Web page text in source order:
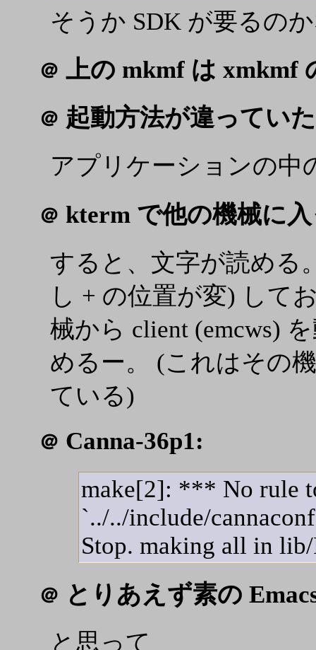
そうか SDK が要るの
＠ 上の mkmf は xmkmf
＠ 起動方法が違ってい
アプリケーションの中
＠ kterm で他の機械に
すると、文字が読める
し + の位置が変) して
械から client (emcws)
めるー。 (これはその
ている)
＠ Canna-36p1:
make[2]: *** No rule
`../../include/
Stop. making all in
＠ とりあえず素の
と思って